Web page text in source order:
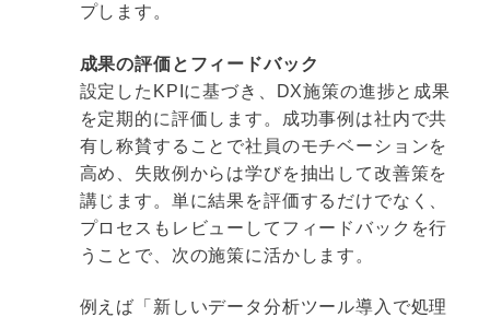
プします。
成果の評価とフィードバック
設定したKPIに基づき、DX施策の進捗と成果
を定期的に評価します。成功事例は社内で共
有し称賛することで社員のモチベーションを
高め、失敗例からは学びを抽出して改善策を
講じます。単に結果を評価するだけでなく、
プロセスもレビューしてフィードバックを行
うことで、次の施策に活かします。
例えば「新しいデータ分析ツール導入で処理